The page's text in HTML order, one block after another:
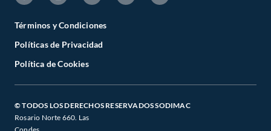
Términos y Condiciones
Políticas de Privacidad
Política de Cookies
© TODOS LOS DERECHOS RESERVADOS SODIMAC
Rosario Norte 660. Las